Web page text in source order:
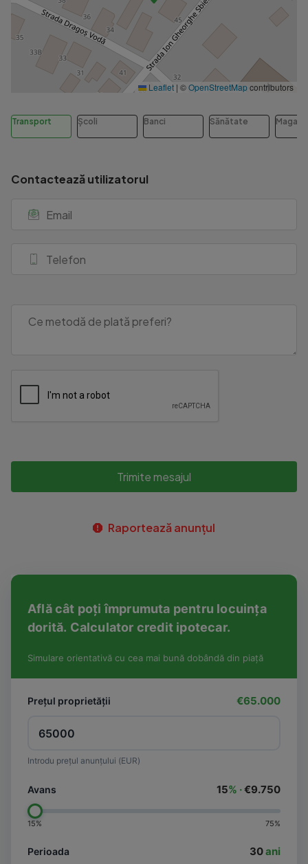
Leaflet | ©OpenStreetMapcontributors
Transport Școli Banci Sănătate
Contactează utilizatorul
Trimite mesajul
Raportează anunțul
Află cât poți împrumuta pentru locuința
dorită. Calculator credit ipotecar.
Simulare orientativă cu cea mai bună dobândă din piață
Prețul proprietății €65.000
Introdu prețul anunțului (EUR)
Avans 15% ·€9.750
15% 75%
Perioada 30ani